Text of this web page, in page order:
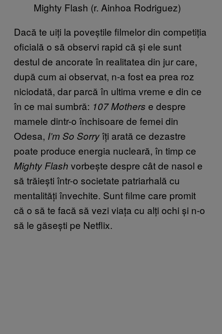
Mighty Flash (r. Ainhoa Rodriguez)
Dacă te uiți la poveștile filmelor din competiția
oficială o să observi rapid că și ele sunt
destul de ancorate în realitatea din jur care,
după cum ai observat, n-a fost ea prea roz
niciodată, dar parcă în ultima vreme e din ce
în ce mai sumbră: 107 Mothers e despre
mamele dintr-o închisoare de femei din
Odesa, I’m So Sorryîți arată ce dezastre
poate produce energia nucleară, în timp ce
Mighty Flash vorbește despre cât de nasol e
să trăiești într-o societate patriarhală cu
mentalități învechite. Sunt filme care promit
că o să te facă să vezi viața cu alți ochi și n-o
să le găsești pe Netflix.